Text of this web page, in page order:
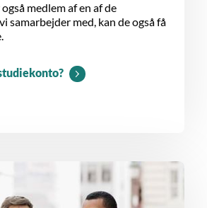
medlem af en af de
samarbejder med, kan de også få